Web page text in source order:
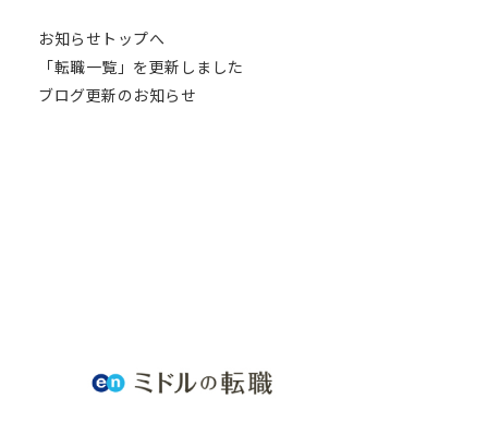
お知らせトップへ
「転職一覧」を更新しました
ブログ更新のお知らせ